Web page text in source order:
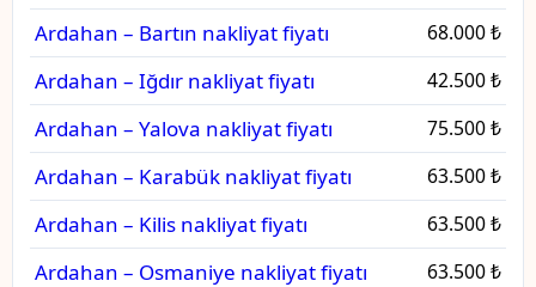
Ardahan – Bartın nakliyat fiyatı 68.000 ₺
Ardahan – Iğdır nakliyat fiyatı 42.500 ₺
Ardahan – Yalova nakliyat fiyatı 75.500 ₺
Ardahan – Karabük nakliyat fiyatı 63.500 ₺
Ardahan – Kilis nakliyat fiyatı 63.500 ₺
Ardahan – Osmaniye nakliyat fiyatı 63.500 ₺